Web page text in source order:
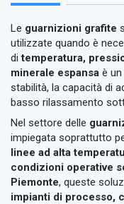
Le guarnizioni grafite
utilizzate quando è
ditemperatura,
minerale espansa è
stabilità, la capacità di
basso rilassamento
Nel settore delle
impiegata soprattutto
linee ad alta
condizioni operative
Piemonte, queste
impianti di processo,